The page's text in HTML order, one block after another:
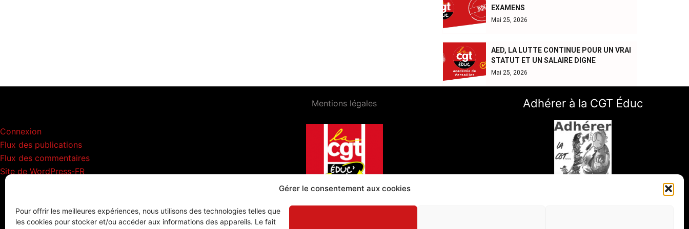
Gérer le consentement aux cookies
Pour offrir les meilleures expériences, nous utilisons des technologies telles que
les cookies pour stocker et/ou accéder aux informations des appareils. Le fait
EXAMENS
Mai 25, 2026
AED, LA LUTTE CONTINUE POUR UN VRAI
STATUT ET UN SALAIRE DIGNE
Mai 25, 2026
Connexion
Flux des publications
Flux des commentaires
Site de WordPress-FR
Mentions légales Adhérer à la CGT Éduc